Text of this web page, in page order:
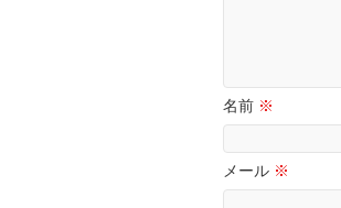
名前 ※
メール ※